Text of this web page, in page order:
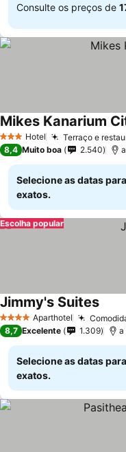
Consulte os preços de
3 EstrelasHotel Terraço e
Mikes Kanarium
8,4 Muito boa 2.540
Selecione as datas
exatos.
Escolha popular
4 EstrelasAparthotel
Jimmy's SuitesVer
8,7 Excelente 1.309 a
Selecione as datas
exatos.